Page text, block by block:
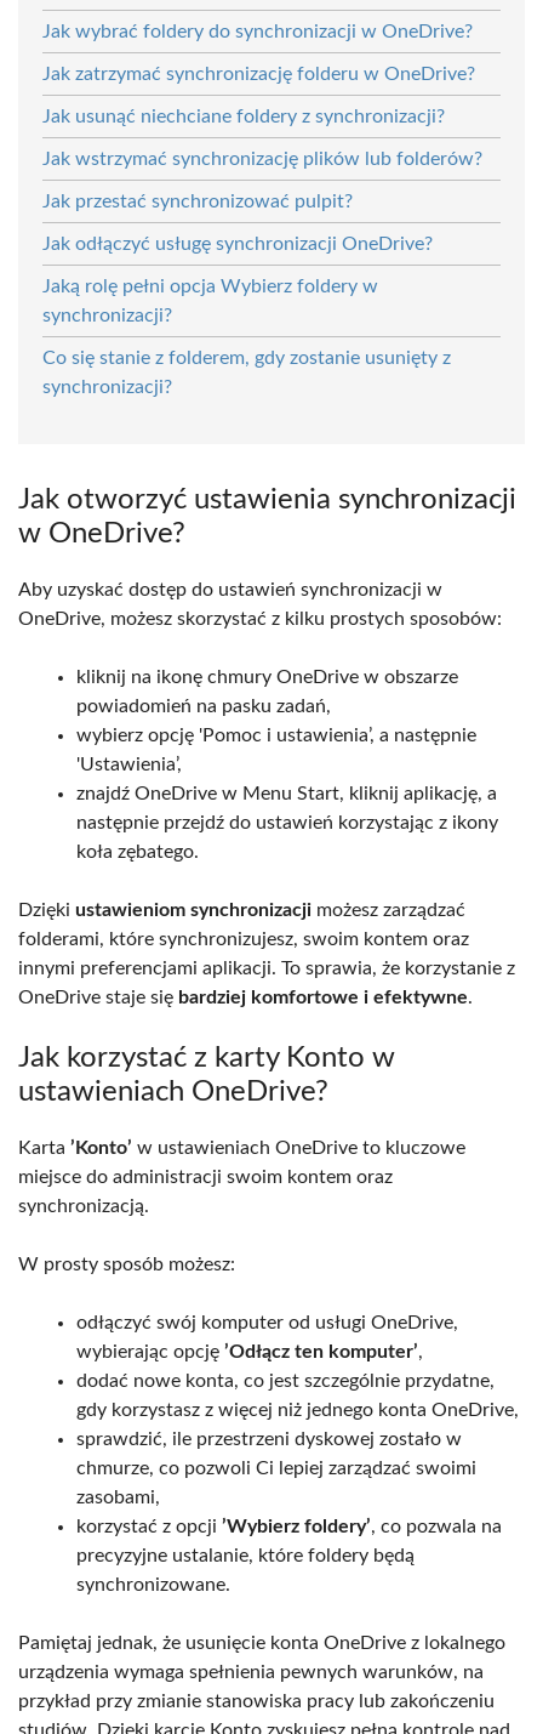
Jak wybrać foldery do synchronizacji w OneDrive?
Jak zatrzymać synchronizację folderu w OneDrive?
Jak usunąć niechciane foldery z synchronizacji?
Jak wstrzymać synchronizację plików lub folderów?
Jak przestać synchronizować pulpit?
Jak odłączyć usługę synchronizacji OneDrive?
Jaką rolę pełni opcja Wybierz foldery w
synchronizacji?
Co się stanie z folderem, gdy zostanie usunięty z
synchronizacji?
Jak otworzyć ustawienia synchronizacji
w OneDrive?
Aby uzyskać dostęp do ustawień synchronizacji w
OneDrive, możesz skorzystać z kilku prostych sposobów:
kliknij na ikonę chmury OneDrive w obszarze
powiadomień na pasku zadań,
wybierz opcję 'Pomoc i ustawienia’, a następnie
'Ustawienia’,
znajdź OneDrive w Menu Start, kliknij aplikację, a
następnie przejdź do ustawień korzystając z ikony
koła zębatego.
Dzięki ustawieniom synchronizacji możesz zarządzać
folderami, które synchronizujesz, swoim kontem oraz
innymi preferencjami aplikacji. To sprawia, że korzystanie z
OneDrive staje się bardziej komfortowe i efektywne.
Jak korzystać z karty Konto w
ustawieniach OneDrive?
Karta ’Konto’ w ustawieniach OneDrive to kluczowe
miejsce do administracji swoim kontem oraz
synchronizacją.
W prosty sposób możesz:
odłączyć swój komputer od usługi OneDrive,
wybierając opcję ’Odłącz ten komputer’,
dodać nowe konta, co jest szczególnie przydatne,
gdy korzystasz z więcej niż jednego konta OneDrive,
sprawdzić, ile przestrzeni dyskowej zostało w
chmurze, co pozwoli Ci lepiej zarządzać swoimi
zasobami,
korzystać z opcji ’Wybierz foldery’, co pozwala na
precyzyjne ustalanie, które foldery będą
synchronizowane.
Pamiętaj jednak, że usunięcie konta OneDrive z lokalnego
urządzenia wymaga spełnienia pewnych warunków, na
przykład przy zmianie stanowiska pracy lub zakończeniu